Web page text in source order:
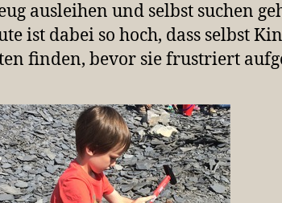
ausleihen und selbst suchen
ist dabei so hoch, dass selbst
finden, bevor sie frustriert